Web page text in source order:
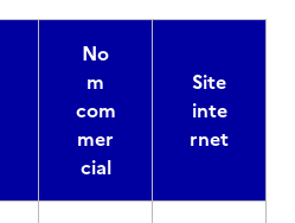
No
m
com
mer
cial
Site
inte
rnet